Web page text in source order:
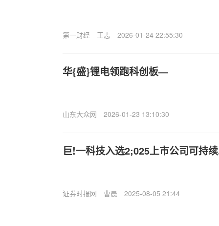
第一财经 王志 2026-01-24 22:55:30
华{盛}锂电领跑科创板—
山东大众网 2026-01-23 13:10:30
巨!一科技入选2;025上市公司可持
证券时报网 曹晨 2025-08-05 21:44